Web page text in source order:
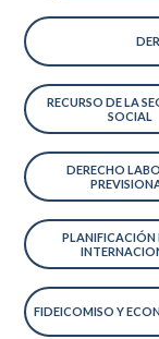
RECURSO DE LA
SOCIAL
DERECHO
PLANIFICACIÓN
FIDEICOMISO Y